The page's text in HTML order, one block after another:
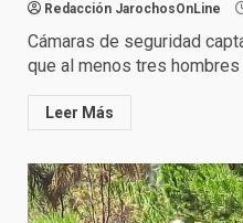
Redacción JarochosOnLine
Cámaras de seguridad
que al menos tres hombres
Leer Más